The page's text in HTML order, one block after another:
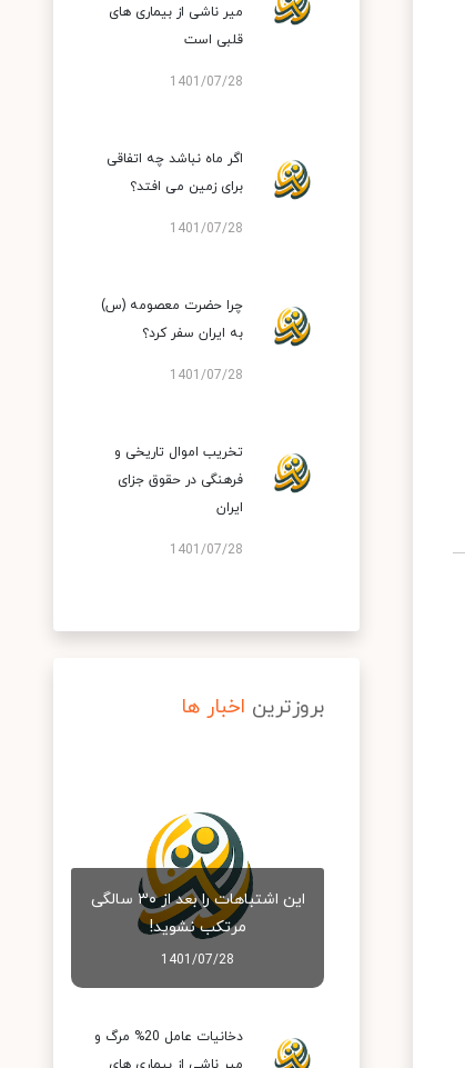
میر ناشی از بیماری های
قلبی است
1401/07/28
اگر ماه نباشد چه اتفاقی
برای زمین می افتد؟
1401/07/28
چرا حضرت معصومه (س)
به ایران سفر کرد؟
1401/07/28
تخریب اموال تاریخی و
فرهنگی در حقوق جزای
ایران
1401/07/28
بروزترین اخبار ها
این اشتباهات را بعد از ۳۰ سالگی
مرتکب نشوید!
1401/07/28
دخانیات عامل 20% مرگ و